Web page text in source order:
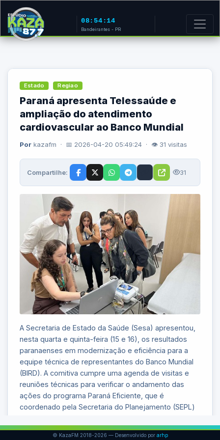
08:54:14
Bandeirantes - PR
© KazaFM 2018-2026 — Desenvolvido por arhp